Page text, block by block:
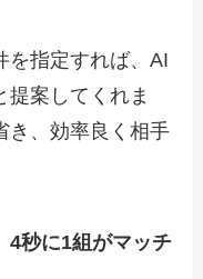
を指定すれば、AI
提案してくれま
き、効率良く相手
4秒に1組がマッチ